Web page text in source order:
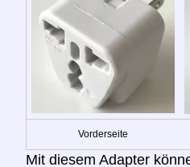
Vorderseite
Mit diesem Adapter